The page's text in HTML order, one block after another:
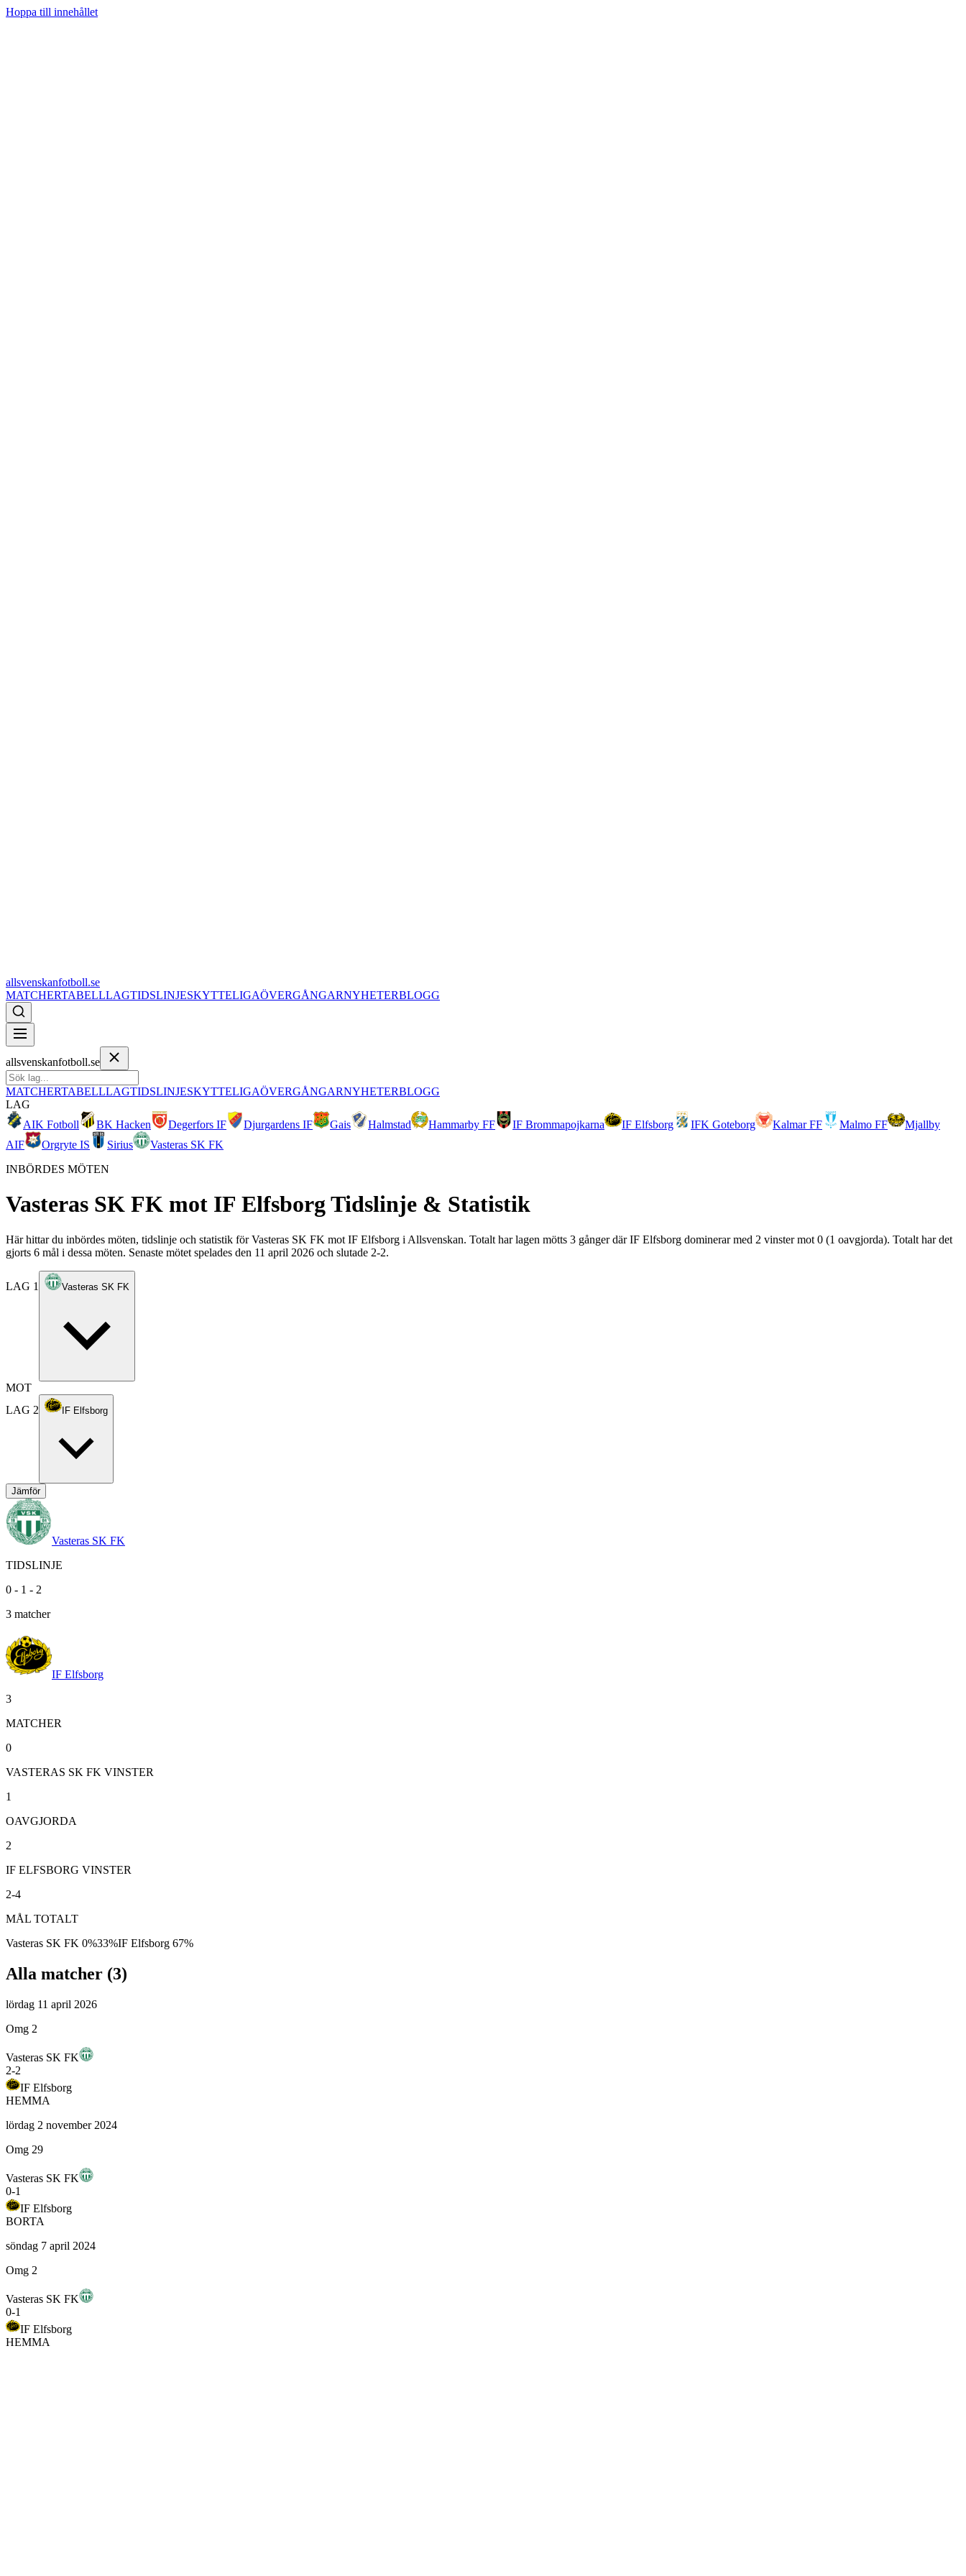
Hoppa till innehållet
allsvenskanfotboll.se
MATCHERTABELLLAGTIDSLINJESKYTTELIGAÖVERGÅNGARNYHETERBLOGG
allsvenskanfotboll.se
MATCHERTABELLLAGTIDSLINJESKYTTELIGAÖVERGÅNGARNYHETERBLOGG
LAG
AIK Fotboll
BK Hacken Degerfors IF Djurgardens IF Gais Halmstad Hammarby FF IF Brommapojkarna IF Elfsborg IFK Goteborg Kalmar FF Malmo FF
Mjallby
AIF
Orgryte IS Sirius
Vasteras SK FK
INBÖRDES MÖTEN
Vasteras SK FK mot IF ElfsborgTidslinje & Statistik
Här hittar du inbördes möten, tidslinje och statistik för Vasteras SK FK mot IF Elfsborg i Allsvenskan. Totalt har lagen mötts 3 gånger där IF Elfsborg dominerar med 2 vinster mot 0 (1 oavgjorda). Totalt har det
gjorts 6 mål i dessa möten. Senaste mötet spelades den 11 april 2026 och slutade 2-2.
LAG 1 Vasteras SK FK
MOT
LAG 2
IF Elfsborg
Jämför
Vasteras SK FK
TIDSLINJE
0 - 1 - 2
3 matcher
IF Elfsborg
3
MATCHER
0
VASTERAS SK FK VINSTER
1
OAVGJORDA
2
IF ELFSBORG VINSTER
2-4
MÅL TOTALT
Vasteras SK FK 0%33%IF Elfsborg 67%
Alla matcher (3)
lördag 11 april 2026
Omg 2
Vasteras SK FK
2-2
IF Elfsborg
HEMMA
lördag 2 november 2024
Omg 29
Vasteras SK FK
0-1
IF Elfsborg
BORTA
söndag 7 april 2024
Omg 2
Vasteras SK FK
0-1
IF Elfsborg
HEMMA